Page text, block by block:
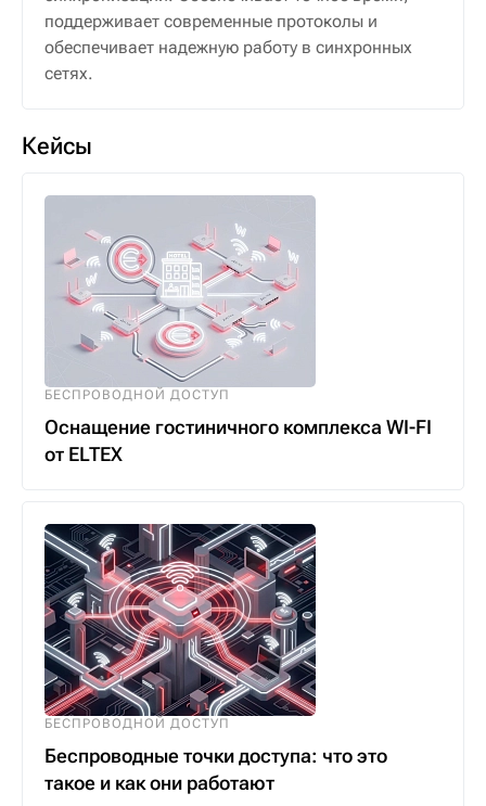
поддерживает современные протоколы и
обеспечивает надежную работу в синхронных
сетях.
Кейсы
БЕСПРОВОДНОЙ ДОСТУП
Оснащение гостиничного комплекса WI-FI
от ELTEX
БЕСПРОВОДНОЙ ДОСТУП
Беспроводные точки доступа: что это
такое и как они работают